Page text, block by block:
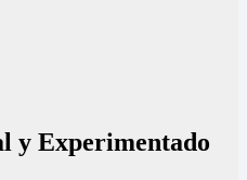
y Experimentado